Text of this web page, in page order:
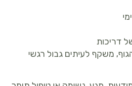
דריכות
משקף לעיתים גבול רגשי